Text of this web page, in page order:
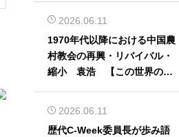
2026.06.11
1970年代以降における中国農
村教会の再興・リバイバル・
縮小 袁浩 【この世界の片
2026.06.11
歴代C-Week委員長が歩み語